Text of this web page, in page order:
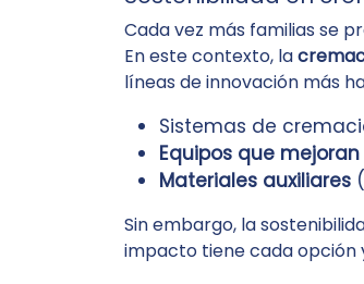
Cada vez más familias se
En este contexto, la
líneas de innovación más
Sistemas de
Equipos que
Materiales auxiliares
Sin embargo, la
impacto tiene cada opción